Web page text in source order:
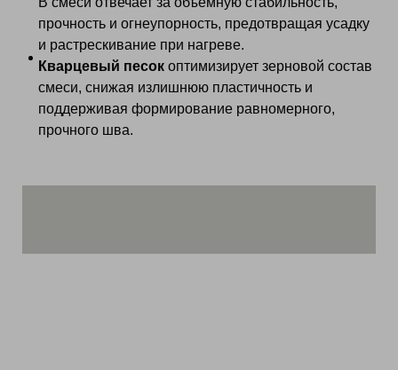
прочность и огнеупорность, предотвращая усадку
и растрескивание при нагреве.
Кварцевый песок оптимизирует зерновой состав
смеси, снижая излишнюю пластичность и
поддерживая формирование равномерного,
прочного шва.